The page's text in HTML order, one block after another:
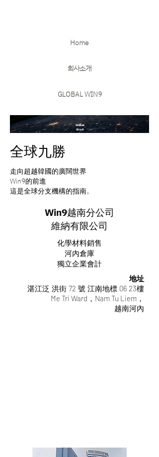
Home
회사소개
GLOBAL WIN9
Global
Win9
全球九勝
走向超越韓國的廣闊世界
Win9的前進
這是全球分支機構的指南。
Win9越南分公司
維納有限公司
化學材料銷售
河內倉庫
獨立企業會計
地址
湛江泛 洪街 72 號 江南地標 06 23樓
Me Tri Ward，Nam Tu Liem，
越南河內